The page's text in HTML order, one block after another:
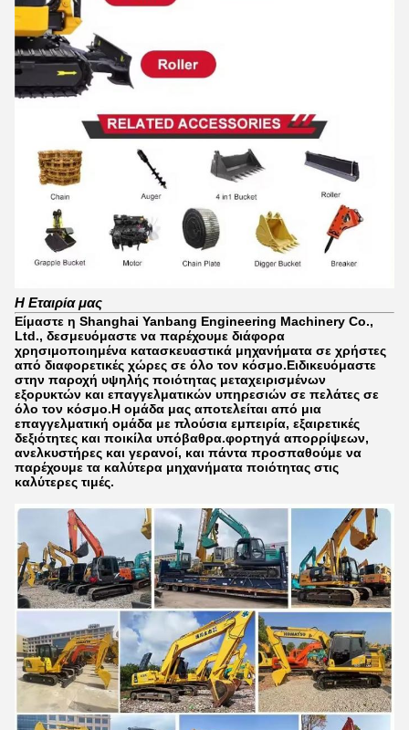
Η Εταιρία μας
Είμαστε η Shanghai Yanbang Engineering Machinery Co.,
Ltd., δεσμευόμαστε να παρέχουμε διάφορα
χρησιμοποιημένα κατασκευαστικά μηχανήματα σε χρήστες
από διαφορετικές χώρες σε όλο τον κόσμο.Ειδικευόμαστε
στην παροχή υψηλής ποιότητας μεταχειρισμένων
εξορυκτών και επαγγελματικών υπηρεσιών σε πελάτες σε
όλο τον κόσμο.Η ομάδα μας αποτελείται από μια
επαγγελματική ομάδα με πλούσια εμπειρία, εξαιρετικές
δεξιότητες και ποικίλα υπόβαθρα.φορτηγά απορρίψεων,
ανελκυστήρες και γερανοί, και πάντα προσπαθούμε να
παρέχουμε τα καλύτερα μηχανήματα ποιότητας στις
καλύτερες τιμές.